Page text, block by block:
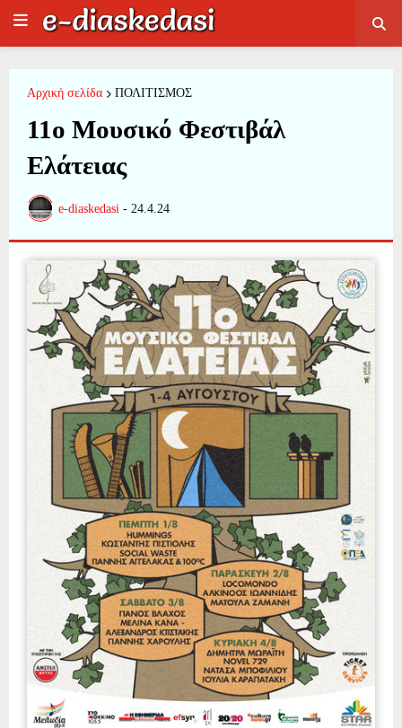
Αρχική σελίδα ΠΟΛΙΤΙΣΜΟΣ
11ο Μουσικό Φεστιβάλ
Ελάτειας
e-diaskedasi - 24.4.24